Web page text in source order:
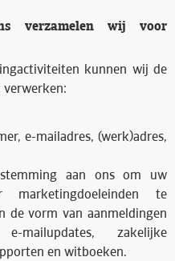
verzamelen wij voor
kunnen wij de
e-mailadres, (werk)adres,
aan ons om uw
marketingdoeleinden te
de vorm van aanmeldingen
mailupdates, zakelijke
en witboeken.